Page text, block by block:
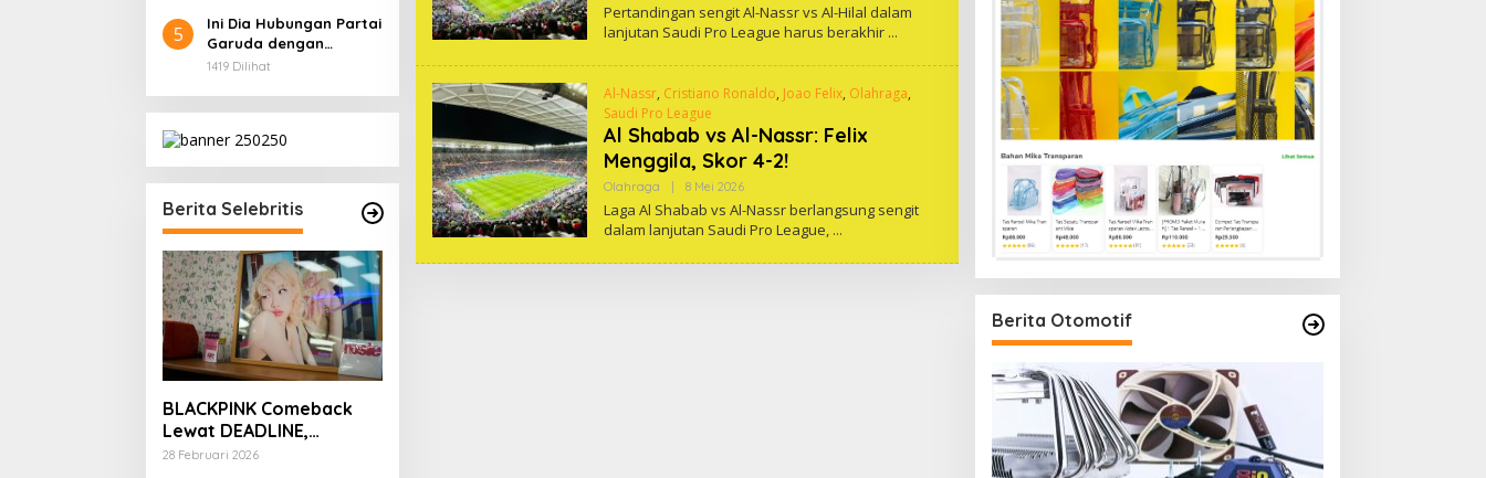
5
Ini Dia Hubungan Partai
Garuda dengan
Gerindra
1419 Dilihat
Berita Selebritis
BLACKPINK Comeback
Lewat DEADLINE,
YouTube Tembus 100
28 Februari 2026
Pertandingan sengit Al-Nassr vs Al-Hilal dalam
lanjutan Saudi Pro League harus berakhir
Al-Nassr, Cristiano Ronaldo, Joao Felix, Olahraga,
Saudi Pro League
Al Shabab vs Al-Nassr: Felix
Menggila, Skor 4-2!
Olahraga | 8 Mei 2026Oleh
Laga Al Shabab vs Al-Nassr berlangsung sengit
dalam lanjutan Saudi Pro League,
Berita Otomotif